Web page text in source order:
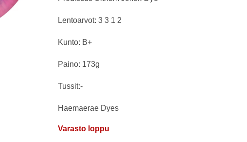
Lentoarvot: 3 3 1 2
Kunto: B+
Paino: 173g
Tussit:-
Haemaerae Dyes
Varasto loppu